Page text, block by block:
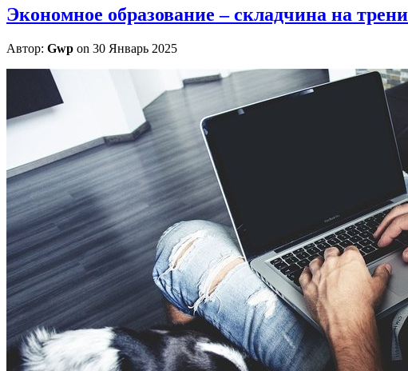
Экономное образование – складчина на
Автор: Gwp on 30 Январь 2025